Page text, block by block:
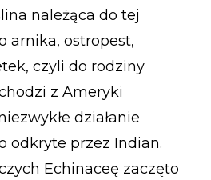
należąca do tej
arnika, ostropest,
czyli do rodziny
z Ameryki
działanie
odkryte przez Indian.
Echinaceę zaczęto